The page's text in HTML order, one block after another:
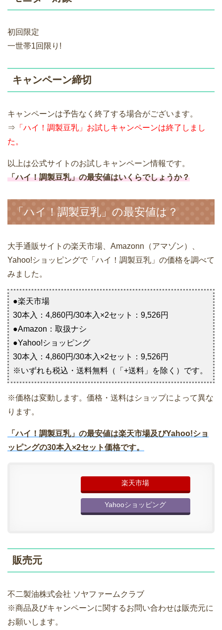
初回限定
一世帯1回限り!
キャンペーン締切
キャンペーンは予告なく終了する場合がございます。
⇒ 「ハイ！調製豆乳」お試しキャンペーンは終了しまし
た。
以上は公式サイトのお試しキャンペーン情報です。
「ハイ！調製豆乳」の最安値はいくらでしょうか？
「ハイ！調製豆乳」の最安値は？
大手通販サイトの楽天市場、Amazonn（アマゾン）、
Yahoo!ショッピングで「ハイ！調製豆乳」の価格を調べて
みました。
●楽天市場
30本入：4,860円/30本入×2セット：9,526円
●Amazon：取扱ナシ
●Yahoo!ショッピング
30本入：4,860円/30本入×2セット：9,526円
※いずれも税込・送料無料（「+送料」を除く）です。
※価格は変動します。価格・送料はショップによって異な
ります。
「ハイ！調製豆乳」の最安値は楽天市場及びYahoo!ショ
ッピングの30本入×2セット価格です。
楽天市場
Yahooショッピング
販売元
不二製油株式会社 ソヤファームクラブ
※商品及びキャンペーンに関するお問い合わせは販売元に
お願いします。